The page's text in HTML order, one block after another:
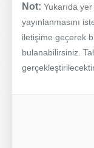
Not: Yukarıda
yayınlanmasını
iletişime geçerek
bulanabilirsiniz.